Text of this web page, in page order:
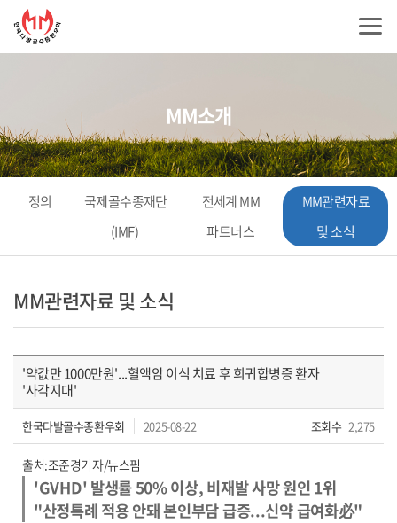
MM소개
정의
국제골수종재단
(IMF)
전세계 MM
파트너스
MM관련자료
및 소식
MM관련자료 및 소식
'약값만 1000만원'...혈액암 이식 치료 후 희귀합병증 환자
'사각지대'
한국다발골수종환우회 2025-08-22 조회수 2,275
출처:조준경기자/뉴스핌
'GVHD' 발생률 50% 이상, 비재발 사망 원인 1위
"산정특례 적용 안돼 본인부담 급증...신약 급여화必"